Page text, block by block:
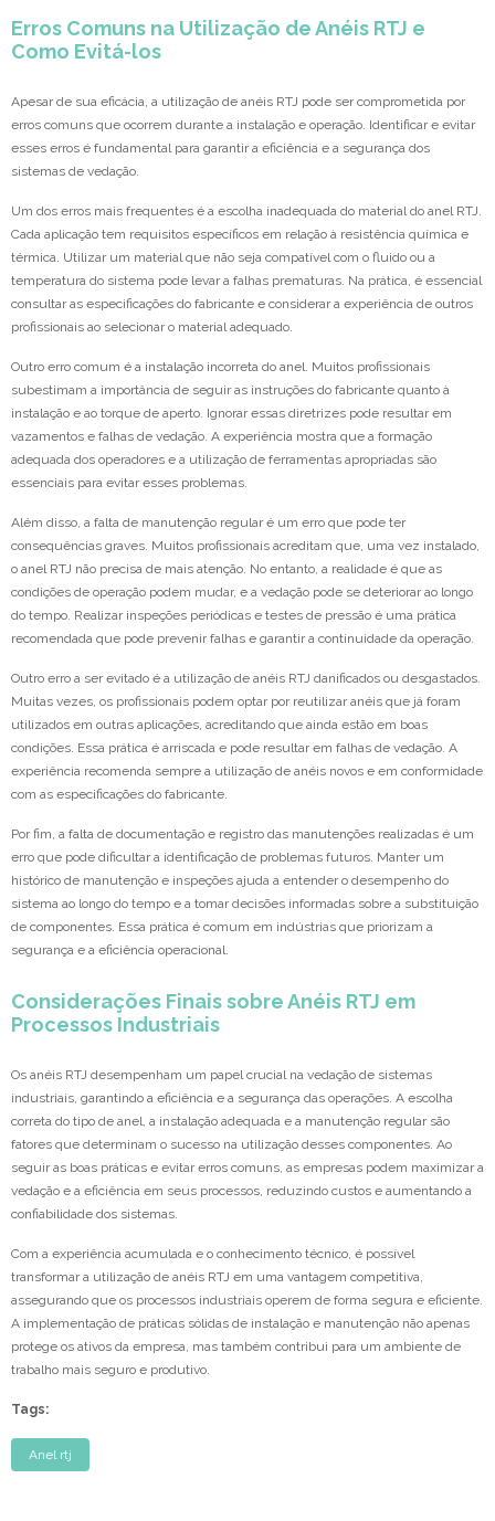
Erros Comuns na Utilização de Anéis RTJ e
Como Evitá-los
Apesar de sua eficácia, a utilização de anéis RTJ pode ser comprometida por
erros comuns que ocorrem durante a instalação e operação. Identificar e evitar
esses erros é fundamental para garantir a eficiência e a segurança dos
sistemas de vedação.
Um dos erros mais frequentes é a escolha inadequada do material do anel RTJ.
Cada aplicação tem requisitos específicos em relação à resistência química e
térmica. Utilizar um material que não seja compatível com o fluido ou a
temperatura do sistema pode levar a falhas prematuras. Na prática, é essencial
consultar as especificações do fabricante e considerar a experiência de outros
profissionais ao selecionar o material adequado.
Outro erro comum é a instalação incorreta do anel. Muitos profissionais
subestimam a importância de seguir as instruções do fabricante quanto à
instalação e ao torque de aperto. Ignorar essas diretrizes pode resultar em
vazamentos e falhas de vedação. A experiência mostra que a formação
adequada dos operadores e a utilização de ferramentas apropriadas são
essenciais para evitar esses problemas.
Além disso, a falta de manutenção regular é um erro que pode ter
consequências graves. Muitos profissionais acreditam que, uma vez instalado,
o anel RTJ não precisa de mais atenção. No entanto, a realidade é que as
condições de operação podem mudar, e a vedação pode se deteriorar ao longo
do tempo. Realizar inspeções periódicas e testes de pressão é uma prática
recomendada que pode prevenir falhas e garantir a continuidade da operação.
Outro erro a ser evitado é a utilização de anéis RTJ danificados ou desgastados.
Muitas vezes, os profissionais podem optar por reutilizar anéis que já foram
utilizados em outras aplicações, acreditando que ainda estão em boas
condições. Essa prática é arriscada e pode resultar em falhas de vedação. A
experiência recomenda sempre a utilização de anéis novos e em conformidade
com as especificações do fabricante.
Por fim, a falta de documentação e registro das manutenções realizadas é um
erro que pode dificultar a identificação de problemas futuros. Manter um
histórico de manutenção e inspeções ajuda a entender o desempenho do
sistema ao longo do tempo e a tomar decisões informadas sobre a substituição
de componentes. Essa prática é comum em indústrias que priorizam a
segurança e a eficiência operacional.
Considerações Finais sobre Anéis RTJ em
Processos Industriais
Os anéis RTJ desempenham um papel crucial na vedação de sistemas
industriais, garantindo a eficiência e a segurança das operações. A escolha
correta do tipo de anel, a instalação adequada e a manutenção regular são
fatores que determinam o sucesso na utilização desses componentes. Ao
seguir as boas práticas e evitar erros comuns, as empresas podem maximizar a
vedação e a eficiência em seus processos, reduzindo custos e aumentando a
confiabilidade dos sistemas.
Com a experiência acumulada e o conhecimento técnico, é possível
transformar a utilização de anéis RTJ em uma vantagem competitiva,
assegurando que os processos industriais operem de forma segura e eficiente.
A implementação de práticas sólidas de instalação e manutenção não apenas
protege os ativos da empresa, mas também contribui para um ambiente de
trabalho mais seguro e produtivo.
Tags:
Anel rtj